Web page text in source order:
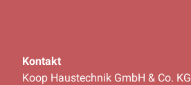
Kontakt
Koop Haustechnik GmbH & Co. KG